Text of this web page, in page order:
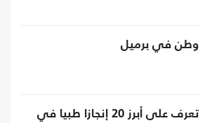
وطن في برميل
تعرف على أبرز 20 إنجازا طبيا في